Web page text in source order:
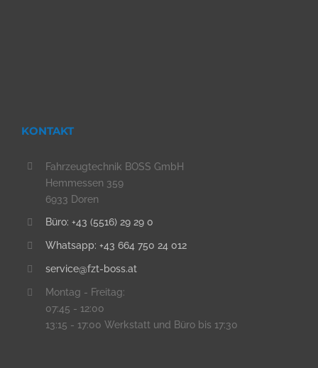
KONTAKT
Fahrzeugtechnik BOSS GmbH
Hemmessen 359
6933 Doren
Büro: +43 (5516) 29 29 0
Whatsapp: +43 664 750 24 012
service@fzt-boss.at
Montag - Freitag:
07:45 - 12:00
13:15 - 17:00 Werkstatt und Büro bis 17:30